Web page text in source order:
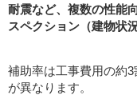
耐震など、複数の性能
スペクション（建物状
補助率は工事費用の約
が異なります。